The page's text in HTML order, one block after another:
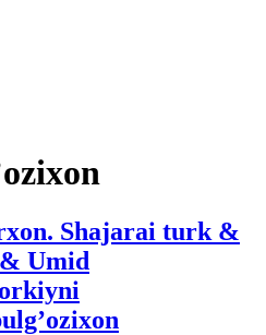
Shajarai turk &
Umid